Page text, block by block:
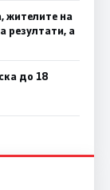
жителите на
резултати, а
до 18